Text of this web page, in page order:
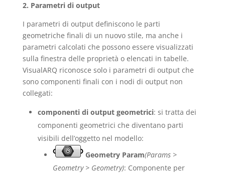
2. Parametri di output
I parametri di output definiscono le parti
geometriche finali di un nuovo stile, ma anche i
parametri calcolati che possono essere visualizzati
sulla finestra delle proprietà o elencati in tabelle.
VisualARQ riconosce solo i parametri di output che
sono componenti finali con i nodi di output non
collegati:
componenti di output geometrici: si tratta dei
componenti geometrici che diventano parti
visibili dell’oggetto nel modello:
Geometry Param(Params >
Geometry > Geometry): Componente per